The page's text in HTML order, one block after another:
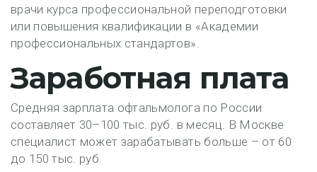
врачи курса профессиональной переподготовки
или повышения квалификации в «Академии
профессиональных стандартов».
Заработная плата
Средняя зарплата офтальмолога по России
составляет 30–100 тыс. руб. в месяц. В Москве
специалист может зарабатывать больше – от 60
до 150 тыс. руб.